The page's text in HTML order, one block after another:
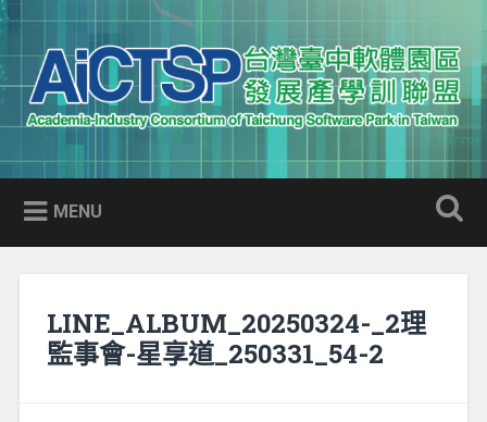
Skip
to
content
Search
AICTSP 台灣臺中軟體園區發展
產學訓聯盟
Academia-Industry Consortium of Taichung Software Park
in Taiwan
MENU
LINE_ALBUM_20250324-_2理
監事會-星享道_250331_54-2